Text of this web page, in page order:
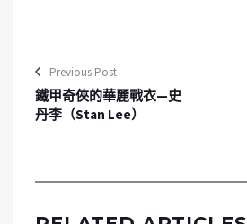
Previous Post
鐵甲奇俠的華麗戰衣—史
丹李（Stan Lee）